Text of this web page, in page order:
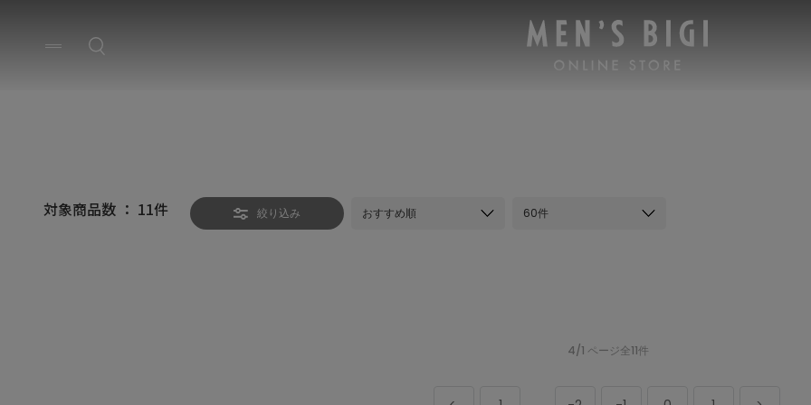
対象商品数 ： 11件 絞り込み おすすめ順 60件
4/1 ページ全11件